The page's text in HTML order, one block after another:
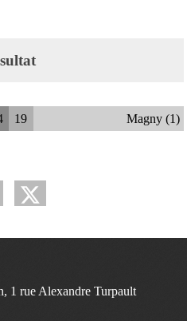
19 Magny (1)
1 rue Alexandre Turpault